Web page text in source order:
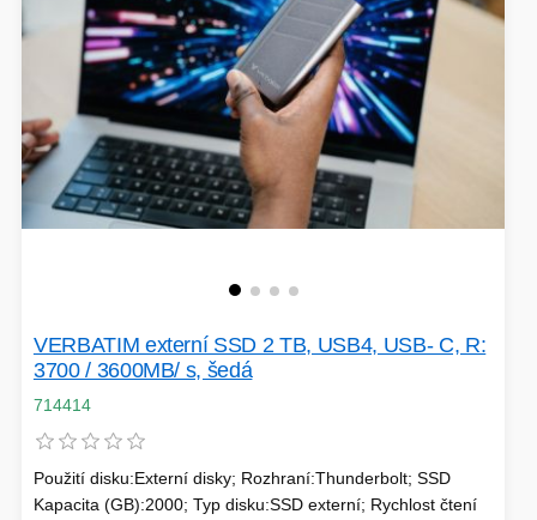
HERNÍ ZDROJE
SWITCHE
FRITÉZY
VERBATIM externí SSD 2 TB, USB4, USB- C, R:
3700 / 3600MB/ s, šedá
714414
Použití disku:Externí disky; Rozhraní:Thunderbolt; SSD
Kapacita (GB):2000; Typ disku:SSD externí; Rychlost čtení